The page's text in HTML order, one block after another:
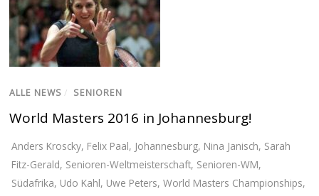
ALLE NEWS / SENIOREN
World Masters 2016 in Johannesburg!
Anders Kroscky, Felix Paal, Johannesburg, Nina Janisch, Sarah
Fitz-Gerald, Senioren-Weltmeisterschaft, Senioren-WM,
Südafrika, Udo Kahl, Uwe Peters,World Masters Championships,